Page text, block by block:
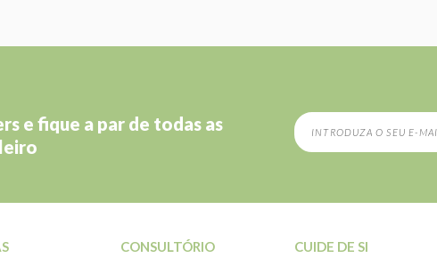
e fique a par de todas as
CONSULTÓRIO CUIDE DE SI